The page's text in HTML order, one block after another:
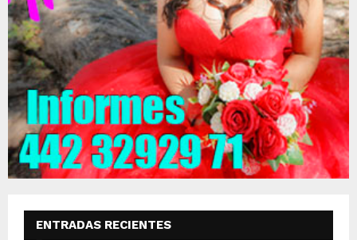
ENTRADAS RECIENTES